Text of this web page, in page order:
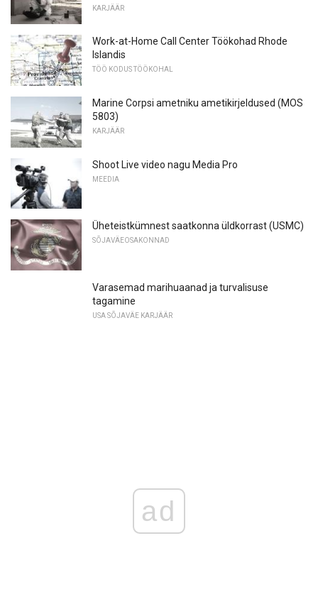
KARJÄÄR
Work-at-Home Call Center Töökohad Rhode
Islandis
TÖÖ KODUS TÖÖKOHAL
Marine Corpsi ametniku ametikirjeldused (MOS
5803)
KARJÄÄR
Shoot Live video nagu Media Pro
MEEDIA
Üheteistkümnest saatkonna üldkorrast (USMC)
SÕJAVÄEOSAKONNAD
Varasemad marihuaanad ja turvalisuse
tagamine
USA SÕJAVÄE KARJÄÄR
ad